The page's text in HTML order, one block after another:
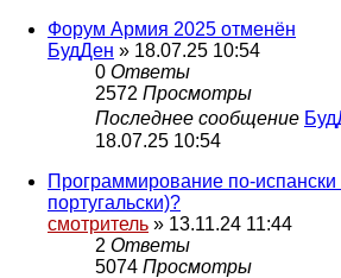
Форум Армия 2025 отменён
БудДен » 18.07.25 10:54
0 Ответы
2572 Просмотры
Последнее сообщение
18.07.25 10:54
Программирование по-испански
португальски)?
смотритель » 13.11.24 11:44
2 Ответы
5074 Просмотры